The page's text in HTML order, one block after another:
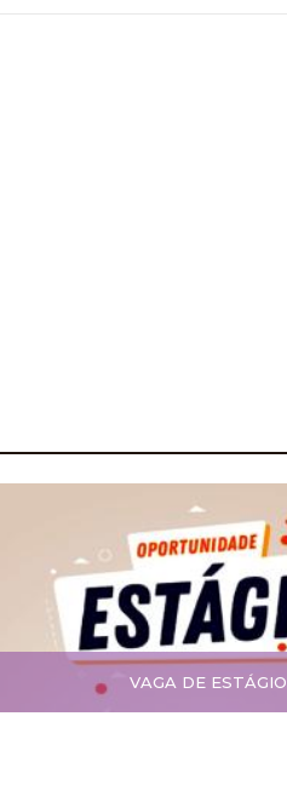
VAGA DE ESTÁGIO